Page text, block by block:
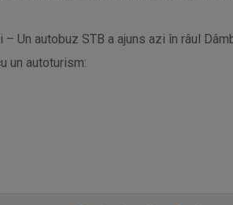
Un autobuz STB a ajuns azi în râul
un autoturism: